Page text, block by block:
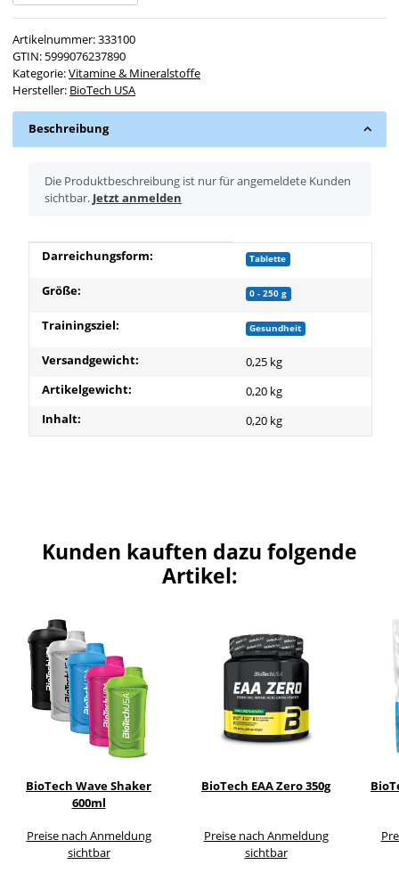
Artikelnummer:333100
GTIN: 5999076237890
Kategorie:Vitamine & Mineralstoffe
Hersteller: BioTech USA
Beschreibung
x
Die Produktbeschreibung ist nur für angemeldete Kunden
sichtbar. Jetzt anmelden
Produkteigenschaft
Wert
Darreichungsform: Tablette
Größe: 0 - 250 g
Trainingsziel: Gesundheit
Versandgewicht:
0,25 kg
Artikelgewicht:
0,20 kg
Inhalt:
0,20 kg
Kunden kauften dazu folgende
Artikel:
BioTech Wave Shaker
600ml
Preise nach Anmeldung
sichtbar
BioTech EAA Zero 350g
Preise nach Anmeldung
sichtbar